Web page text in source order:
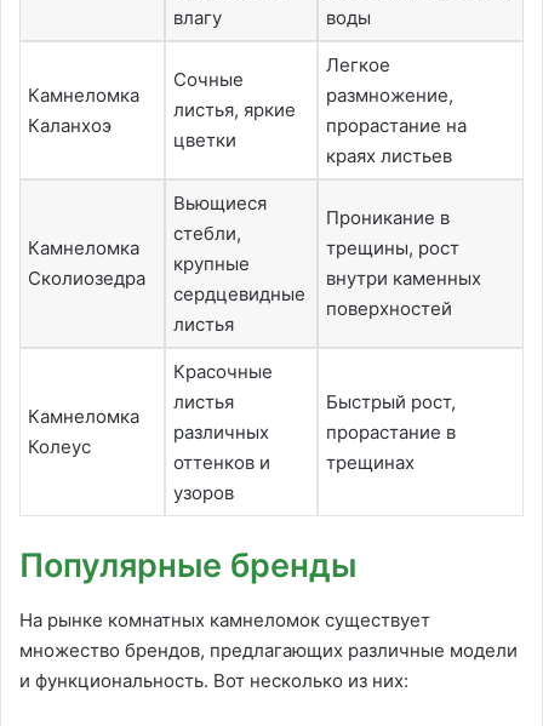
влагу
воды
Камнеломка
Каланхоэ
Сочные
листья, яркие
цветки
Легкое
размножение,
прорастание на
краях листьев
Камнеломка
Сколиозедра
Вьющиеся
стебли,
крупные
сердцевидные
листья
Проникание в
трещины, рост
внутри каменных
поверхностей
Камнеломка
Колеус
Красочные
листья
различных
оттенков и
узоров
Быстрый рост,
прорастание в
трещинах
Популярные бренды
На рынке комнатных камнеломок существует
множество брендов, предлагающих различные модели
и функциональность. Вот несколько из них: